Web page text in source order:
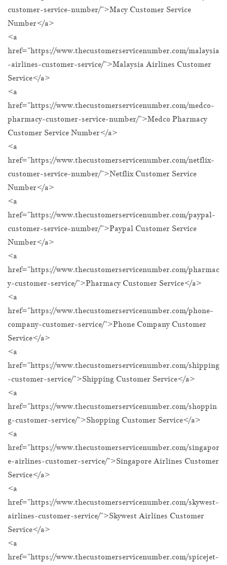
customer-service-number/">Macy Customer Service
Number</a>
<a
href="https://www.thecustomerservicenumber.com/malaysia
-airlines-customer-service/">Malaysia Airlines Customer
Service</a>
<a
href="https://www.thecustomerservicenumber.com/medco-
pharmacy-customer-service-number/">Medco Pharmacy
Customer Service Number</a>
<a
href="https://www.thecustomerservicenumber.com/netflix-
customer-service-number/">Netflix Customer Service
Number</a>
<a
href="https://www.thecustomerservicenumber.com/paypal-
customer-service-number/">Paypal Customer Service
Number</a>
<a
href="https://www.thecustomerservicenumber.com/pharmac
y-customer-service/">Pharmacy Customer Service</a>
<a
href="https://www.thecustomerservicenumber.com/phone-
company-customer-service/">Phone Company Customer
Service</a>
<a
href="https://www.thecustomerservicenumber.com/shipping
-customer-service/">Shipping Customer Service</a>
<a
href="https://www.thecustomerservicenumber.com/shoppin
g-customer-service/">Shopping Customer Service</a>
<a
href="https://www.thecustomerservicenumber.com/singapor
e-airlines-customer-service/">Singapore Airlines Customer
Service</a>
<a
href="https://www.thecustomerservicenumber.com/skywest-
airlines-customer-service/">Skywest Airlines Customer
Service</a>
<a
href="https://www.thecustomerservicenumber.com/spicejet-